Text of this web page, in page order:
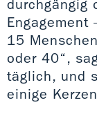
durchgängig
15
oder 40“,
täglich, und
einige